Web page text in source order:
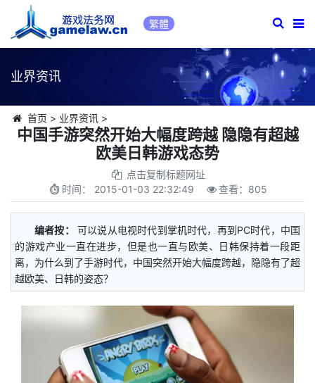
繁體
业界资讯
首页 > 业界资讯>
中国手游突然开始大幅度跨越 隐隐有超越
欧美日韩游戏态势
点击复制标题网址
时间： 2015-01-03 22:32:49 查看： 805
编者按：
可以说从电视时代到掌机时代，再到PC时代，中国
的游戏产业一直在进步，但是也一直与欧美、日韩保持着一段距
离，为什么到了手游时代，中国突然开始大幅度跨越，隐隐有了超
越欧美、日韩的姿态？